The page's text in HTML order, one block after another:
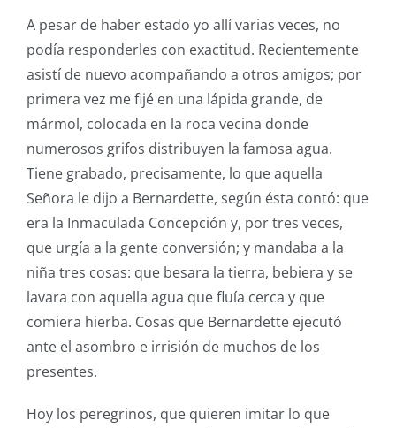
A pesar de haber estado yo allí varias veces, no
podía responderles con exactitud. Recientemente
asistí de nuevo acompañando a otros amigos; por
primera vez me fijé en una lápida grande, de
mármol, colocada en la roca vecina donde
numerosos grifos distribuyen la famosa agua.
Tiene grabado, precisamente, lo que aquella
Señora le dijo a Bernardette, según ésta contó: que
era la Inmaculada Concepción y, por tres veces,
que urgía a la gente conversión; y mandaba a la
niña tres cosas: que besara la tierra, bebiera y se
lavara con aquella agua que fluía cerca y que
comiera hierba. Cosas que Bernardette ejecutó
ante el asombro e irrisión de muchos de los
presentes.
Hoy los peregrinos, que quieren imitar lo que